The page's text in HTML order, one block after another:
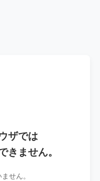
ザでは
きません。
せん。